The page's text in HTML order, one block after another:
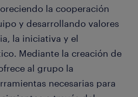
la cooperación
y desarrollando valores
la iniciativa y el
Mediante la creación de
al grupo la
necesarias para